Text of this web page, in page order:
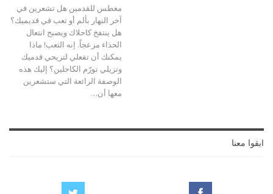
مغطس للقدمين هل تشعرين في
آخر النهار بألم أو تعب في قديميك؟
هل ينتفخ كاحلاك ويصبح انتعال
الحذاء مزعجاً. إنه التعب! ماذا
يمكنك أن تفعلي لتريحي قدميك
وتزيلي تورّم الكاحلين؟ إليك هذه
الوصفة الرائعة التي ستشعرين
معها أن…
ابقوا معنا